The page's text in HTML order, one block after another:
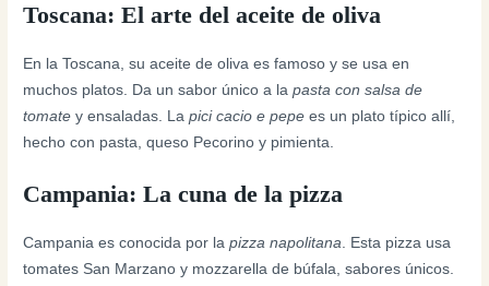
Toscana: El arte del aceite de oliva
En la Toscana, su aceite de oliva es famoso y se usa en
muchos platos. Da un sabor único a lapasta con salsa de
tomate y ensaladas. Lapici cacio e pepe es un plato típico allí,
hecho con pasta, queso Pecorino y pimienta.
Campania: La cuna de la pizza
Campania es conocida por lapizza napolitana. Esta pizza usa
tomates San Marzano y mozzarella de búfala, sabores únicos.